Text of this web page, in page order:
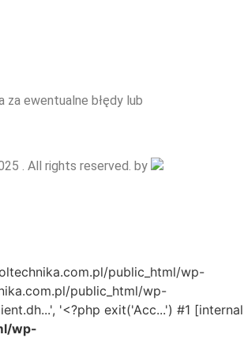
za ewentualne błędy lub
. All rights reserved. by
public_html/wp-
public_html/wp-
'<?php exit('Acc...') #1 [internal
wp-